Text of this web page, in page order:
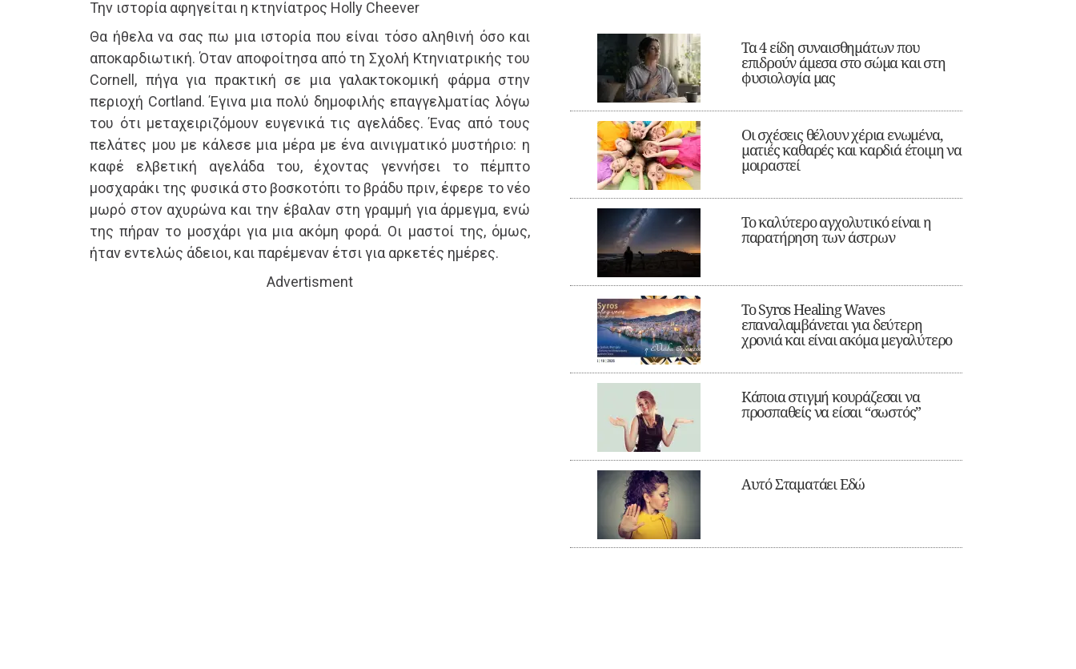
Την ιστορία αφηγείται η κτηνίατρος Holly Cheever
Θα ήθελα να σας πω μια ιστορία που είναι τόσο αληθινή όσο και
αποκαρδιωτική. Όταν αποφοίτησα από τη Σχολή Κτηνιατρικής του
Cornell, πήγα για πρακτική σε μια γαλακτοκομική φάρμα στην
περιοχή Cortland. Έγινα μια πολύ δημοφιλής επαγγελματίας λόγω
του ότι μεταχειριζόμουν ευγενικά τις αγελάδες. Ένας από τους
πελάτες μου με κάλεσε μια μέρα με ένα αινιγματικό μυστήριο: η
καφέ ελβετική αγελάδα του, έχοντας γεννήσει το πέμπτο
μοσχαράκι της φυσικά στο βοσκοτόπι το βράδυ πριν, έφερε το νέο
μωρό στον αχυρώνα και την έβαλαν στη γραμμή για άρμεγμα, ενώ
της πήραν το μοσχάρι για μια ακόμη φορά. Οι μαστοί της, όμως,
ήταν εντελώς άδειοι, και παρέμεναν έτσι για αρκετές ημέρες.
Advertisment
Τα 4 είδη συναισθημάτων που
επιδρούν άμεσα στο σώμα και στη
φυσιολογία μας
Οι σχέσεις θέλουν χέρια ενωμένα,
ματιές καθαρές και καρδιά έτοιμη να
μοιραστεί
Το καλύτερο αγχολυτικό είναι η
παρατήρηση των άστρων
Το Syros Healing Waves
επαναλαμβάνεται για δεύτερη
χρονιά και είναι ακόμα μεγαλύτερο
Κάποια στιγμή κουράζεσαι να
προσπαθείς να είσαι “σωστός”
Αυτό Σταματάει Εδώ